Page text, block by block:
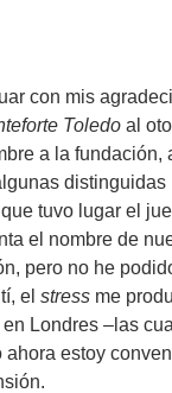
con mis
Toledo al
a la
tuvo lugar el
el nombre de
pero no he
el stress me
Londres –las
estoy